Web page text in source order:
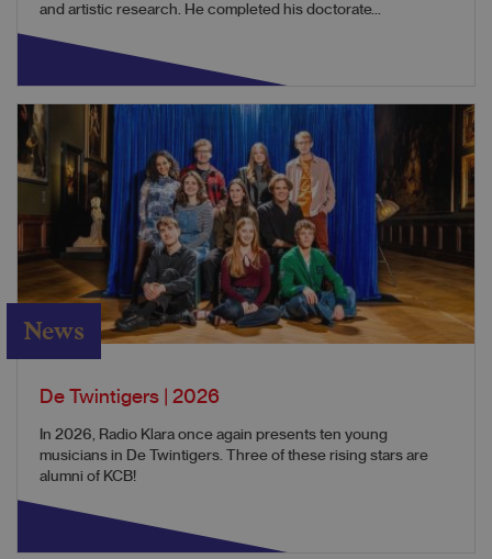
and artistic research. He completed his doctorate...
News
De Twintigers | 2026
In 2026, Radio Klara once again presents ten young
musicians in De Twintigers. Three of these rising stars are
alumni of KCB!